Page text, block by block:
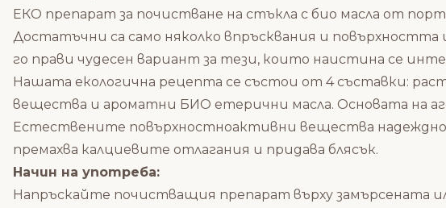
ЕКО препарат за почистване на стъкла с био масла от
Достатъчни са само няколко впръсквания и
го прави чудесен вариант за тези, които наистина се
Нашата екологична рецепта се състои от 4 съставки:
вещества и ароматни БИО етерични масла. Основата на
Естествените повърхностноактивни вещества надеждно
премахва калциевите отлагания и придава блясък.
Начин на употреба:
Напръскайте почистващия препарат върху замърсената